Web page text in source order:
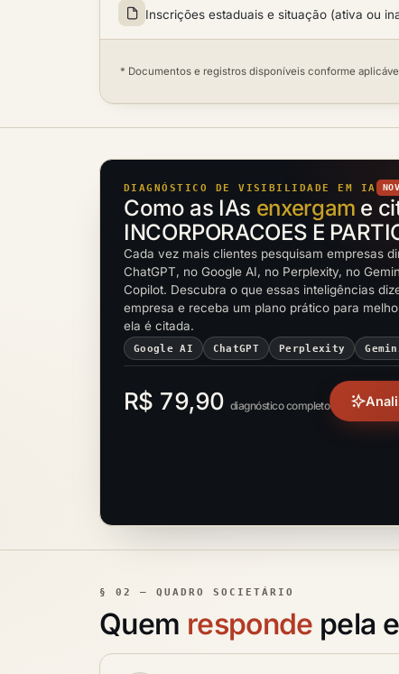
Inscrições estaduais e situação (ativa ou
* Documentos e registros disponíveis conforme
DIAGNÓSTICO DE VISIBILIDADE EM IA
Como as IAs enxergam e
INCORPORACOES E
Cada vez mais clientes pesquisam empresas
ChatGPT, no Google AI, no Perplexity, no
Copilot. Descubra o que essas inteligências
empresa e receba um plano prático para
ela é citada.
Google AI ChatGPT Perplexity
R$ 79,90 diagnóstico completo
§ 02 — QUADRO SOCIETÁRIO
Quem responde pela